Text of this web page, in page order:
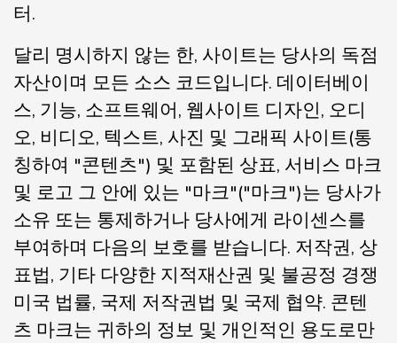
터.
달리 명시하지 않는 한, 사이트는 당사의 독점
자산이며 모든 소스 코드입니다. 데이터베이
스, 기능, 소프트웨어, 웹사이트 디자인, 오디
오, 비디오, 텍스트, 사진 및 그래픽 사이트(통
칭하여 "콘텐츠") 및 포함된 상표, 서비스 마크
및 로고 그 안에 있는 "마크"("마크")는 당사가
소유 또는 통제하거나 당사에게 라이센스를
부여하며 다음의 보호를 받습니다. 저작권, 상
표법, 기타 다양한 지적재산권 및 불공정 경쟁
미국 법률, 국제 저작권법 및 국제 협약. 콘텐
츠 마크는 귀하의 정보 및 개인적인 용도로만